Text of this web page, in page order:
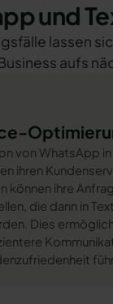
und
lassen
aufs
von WhatsApp in
ihren
können ihre
die dann in
Dies